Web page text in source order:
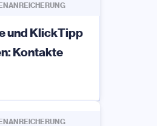
und KlickTipp
Kontakte